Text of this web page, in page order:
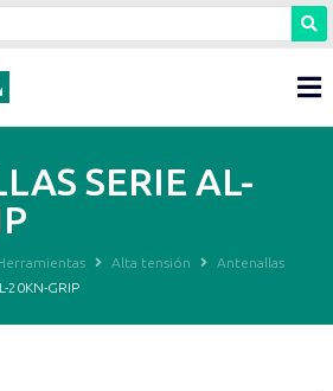
SERIE AL-
Alta tensión
Antenallas
20KN-GRIP